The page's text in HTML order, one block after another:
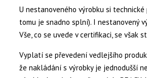
U nestanoveného výrobku si
tomu je snadno splní). I nestanovený
Vše, co se uvede v certifikaci, se však
Vyplatí se převedení vedlejšího
že nakládání s výrobky je jednodušší